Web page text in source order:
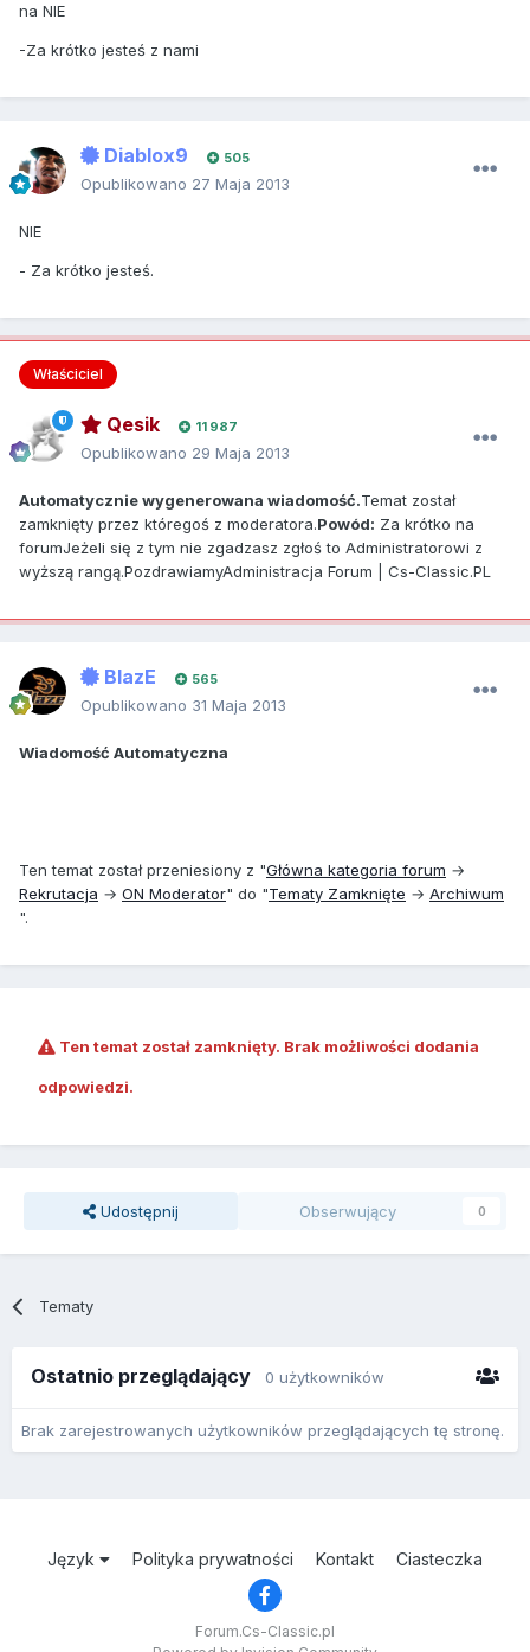
na NIE
-Za krótko jesteś z nami
Diablox9 505
Opublikowano 27 Maja 2013
NIE
- Za krótko jesteś.
Właściciel
Qesik 11 987
Opublikowano 29 Maja 2013
Automatycznie wygenerowana wiadomość.Temat został
zamknięty przez któregoś z moderatora.Powód: Za krótko na
forumJeżeli się z tym nie zgadzasz zgłoś to Administratorowi z
wyższą rangą.PozdrawiamyAdministracja Forum | Cs-Classic.PL
BlazE 565
Opublikowano 31 Maja 2013
Wiadomość Automatyczna
Ten temat został przeniesiony z "Główna kategoria forum →
Rekrutacja → ON Moderator" do "Tematy Zamknięte → Archiwum
".
Ten temat został zamknięty. Brak możliwości dodania
odpowiedzi.
Udostępnij Obserwujący 0
Tematy
Ostatnio przeglądający 0 użytkowników
Brak zarejestrowanych użytkowników przeglądających tę stronę.
Język Polityka prywatności Kontakt Ciasteczka
Forum.Cs-Classic.pl